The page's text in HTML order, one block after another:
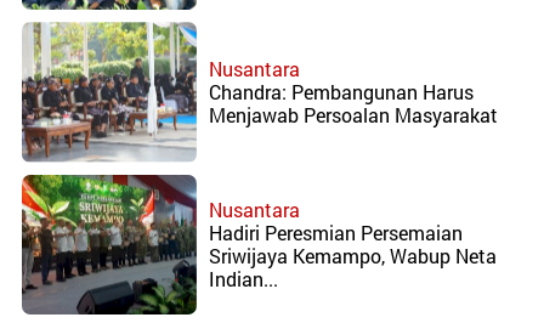
Kalimantan
Tengah
Dafris
RD
Bali
Sumatera
Selatan
RDNTB
Sulawesi
Utara
Nusantara
Chandra: Pembangunan Harus
Menjawab Persoalan Masyarakat
Nusantara
Hadiri Peresmian Persemaian
Sriwijaya Kemampo, Wabup Neta
Indian...